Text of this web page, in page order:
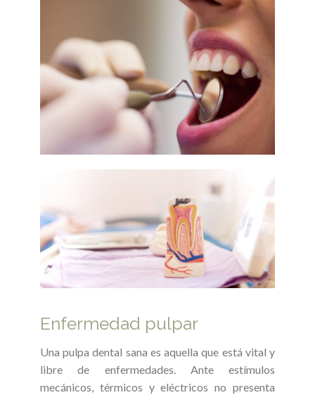
Enfermedad pulpar
Una pulpa dental sana es aquella que está vital y
libre de enfermedades. Ante estímulos
mecánicos, térmicos y eléctricos no presenta